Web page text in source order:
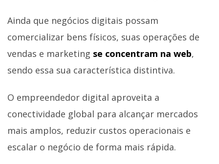
Ainda que negócios digitais possam
comercializar bens físicos, suas operações de
vendas e marketing se concentram na web,
sendo essa sua característica distintiva.
O empreendedor digital aproveita a
conectividade global para alcançar mercados
mais amplos, reduzir custos operacionais e
escalar o negócio de forma mais rápida.